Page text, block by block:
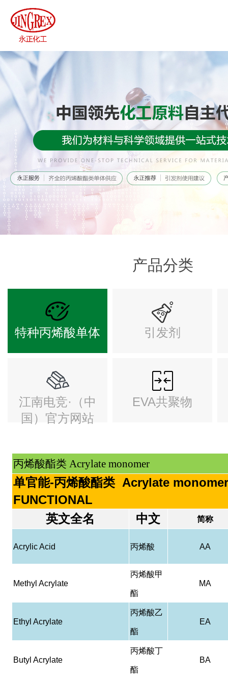
产品分类
特种丙烯酸单体 引发剂
江南电竞·（中
国）官方网站
EVA共聚物
丙烯酸酯类 Acrylate monomer
单官能-丙烯酸酯类 Acrylate
FUNCTIONAL
英文全名
中文 简称
Acrylic Acid 丙烯酸 AA
Methyl Acrylate
丙烯酸甲
酯
MA
Ethyl Acrylate
丙烯酸乙
酯
EA
Butyl Acrylate
丙烯酸丁
酯
BA